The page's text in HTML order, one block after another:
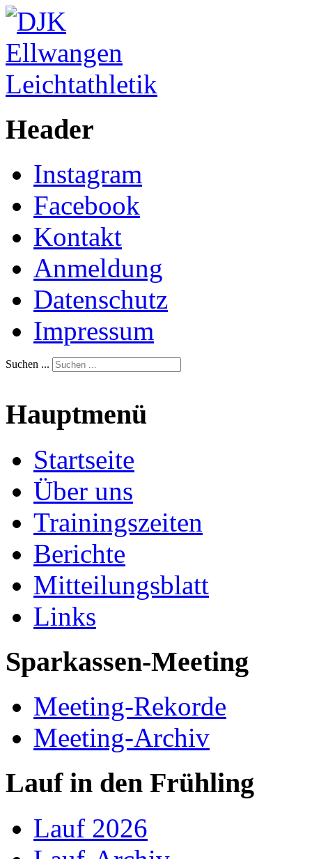
Header
Instagram
Facebook
Kontakt
Anmeldung
Datenschutz
Impressum
Suchen ...
Hauptmenü
Startseite
Über uns
Trainingszeiten
Berichte
Mitteilungsblatt
Links
Sparkassen-Meeting
Meeting-Rekorde
Meeting-Archiv
Lauf in den Frühling
Lauf 2026